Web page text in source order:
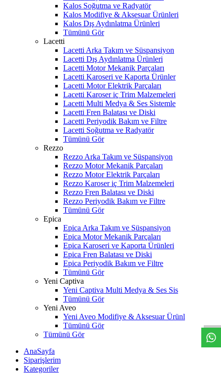
Kalos Soğutma ve Radyatör
Kalos Modifiye & Aksesuar Ürünleri
Kalos Dış Aydınlatma Ürünleri
Tümünü Gör
Lacetti
Lacetti Arka Takım ve Süspansiyon
Lacetti Dış Aydınlatma Ürünleri
Lacetti Motor Mekanik Parçaları
Lacetti Karoseri ve Kaporta Ürünler
Lacetti Motor Elektrik Parçaları
Lacetti Karoser iç Trim Malzemeleri
Lacetti Multi Medya & Ses Sistemle
Lacetti Fren Balatası ve Diski
Lacetti Periyodik Bakım ve Filtre
Lacetti Soğutma ve Radyatör
Tümünü Gör
Rezzo
Rezzo Arka Takım ve Süspansiyon
Rezzo Motor Mekanik Parçaları
Rezzo Motor Elektrik Parçaları
Rezzo Karoser iç Trim Malzemeleri
Rezzo Fren Balatası ve Diski
Rezzo Periyodik Bakım ve Filtre
Tümünü Gör
Epica
Epica Arka Takım ve Süspansiyon
Epica Motor Mekanik Parçaları
Epica Karoseri ve Kaporta Ürünleri
Epica Fren Balatası ve Diski
Epica Periyodik Bakım ve Filtre
Tümünü Gör
Yeni Captiva
Yeni Captiva Multi Medya & Ses Sis
Tümünü Gör
Yeni Aveo
Yeni Aveo Modifiye & Aksesuar Ürünl
Tümünü Gör
Tümünü Gör
AnaSayfa
Siparişlerim
Kategoriler